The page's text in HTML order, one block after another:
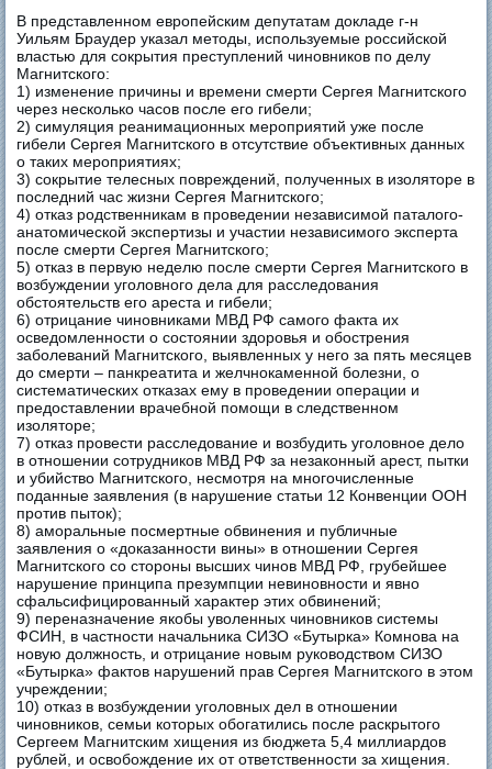
В представленном европейским депутатам докладе г-н
Уильям Браудер указал методы, используемые российской
властью для сокрытия преступлений чиновников по делу
Магнитского:
1) изменение причины и времени смерти Сергея Магнитского
через несколько часов после его гибели;
2) симуляция реанимационных мероприятий уже после
гибели Сергея Магнитского в отсутствие объективных данных
о таких мероприятиях;
3) сокрытие телесных повреждений, полученных в изоляторе в
последний час жизни Сергея Магнитского;
4) отказ родственникам в проведении независимой паталого-
анатомической экспертизы и участии независимого эксперта
после смерти Сергея Магнитского;
5) отказ в первую неделю после смерти Сергея Магнитского в
возбуждении уголовного дела для расследования
обстоятельств его ареста и гибели;
6) отрицание чиновниками МВД РФ самого факта их
осведомленности о состоянии здоровья и обострения
заболеваний Магнитского, выявленных у него за пять месяцев
до смерти – панкреатита и желчнокаменной болезни, о
систематических отказах ему в проведении операции и
предоставлении врачебной помощи в следственном
изоляторе;
7) отказ провести расследование и возбудить уголовное дело
в отношении сотрудников МВД РФ за незаконный арест, пытки
и убийство Магнитского, несмотря на многочисленные
поданные заявления (в нарушение статьи 12 Конвенции ООН
против пыток);
8) аморальные посмертные обвинения и публичные
заявления о «доказанности вины» в отношении Сергея
Магнитского со стороны высших чинов МВД РФ, грубейшее
нарушение принципа презумпции невиновности и явно
сфальсифицированный характер этих обвинений;
9) переназначение якобы уволенных чиновников системы
ФСИН, в частности начальника СИЗО «Бутырка» Комнова на
новую должность, и отрицание новым руководством СИЗО
«Бутырка» фактов нарушений прав Сергея Магнитского в этом
учреждении;
10) отказ в возбуждении уголовных дел в отношении
чиновников, семьи которых обогатились после раскрытого
Сергеем Магнитским хищения из бюджета 5,4 миллиардов
рублей, и освобождение их от ответственности за хищения.